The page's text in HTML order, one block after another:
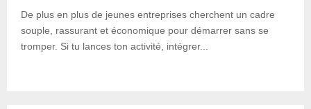
De plus en plus de jeunes entreprises cherchent un cadre
souple, rassurant et économique pour démarrer sans se
tromper. Si tu lances ton activité, intégrer...